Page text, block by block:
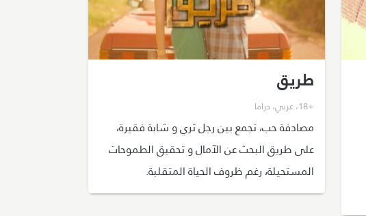
طريق
+18 ،عربي،دراما
مصادفة حب، تجمع بين رجل ثري و شابة فقيرة،
على طريق البحث عن الآمال و تحقيق الطموحات
المستحيلة، رغم ظروف الحياة المتقلبة.